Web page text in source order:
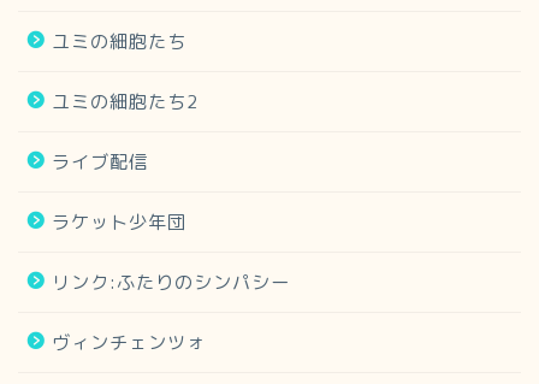
ユミの細胞たち
ユミの細胞たち2
ライブ配信
ラケット少年団
リンク:ふたりのシンパシー
ヴィンチェンツォ